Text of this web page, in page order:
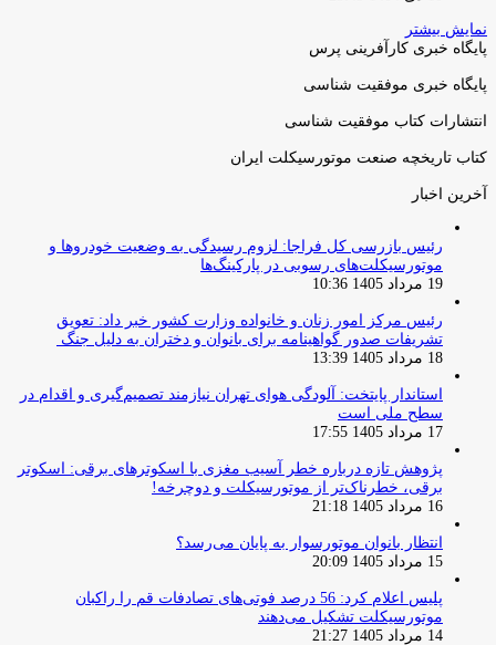
نمایش بیشتر
پایگاه خبری کارآفرینی پرس
پایگاه خبری موفقیت شناسی
انتشارات کتاب موفقیت شناسی
کتاب تاریخچه صنعت موتورسیکلت ایران
آخرین اخبار
رئیس بازرسی کل فراجا: لزوم رسیدگی به وضعیت خودروها و
موتورسیکلت‌های رسوبی در پارکینگ‌ها
19 مرداد 1405 10:36
رئیس مرکز امور زنان و خانواده وزارت کشور خبر داد: تعویق
تشریفات صدور گواهینامه برای بانوان و دختران به دلیل جنگ
18 مرداد 1405 13:39
استاندار پایتخت: آلودگی هوای تهران نیازمند تصمیم‌گیری و اقدام در
سطح ملی است
17 مرداد 1405 17:55
پژوهش تازه درباره خطر آسیب مغزی با اسکوترهای برقی: اسکوتر
برقی، خطرناک‌تر از موتورسیکلت و دوچرخه!
16 مرداد 1405 21:18
انتظار بانوان موتورسوار به پایان می‌رسد؟
15 مرداد 1405 20:09
پلیس اعلام کرد: 56 درصد فوتی‌های تصادفات قم را راکبان
موتورسیکلت تشکیل می‌دهند
14 مرداد 1405 21:27